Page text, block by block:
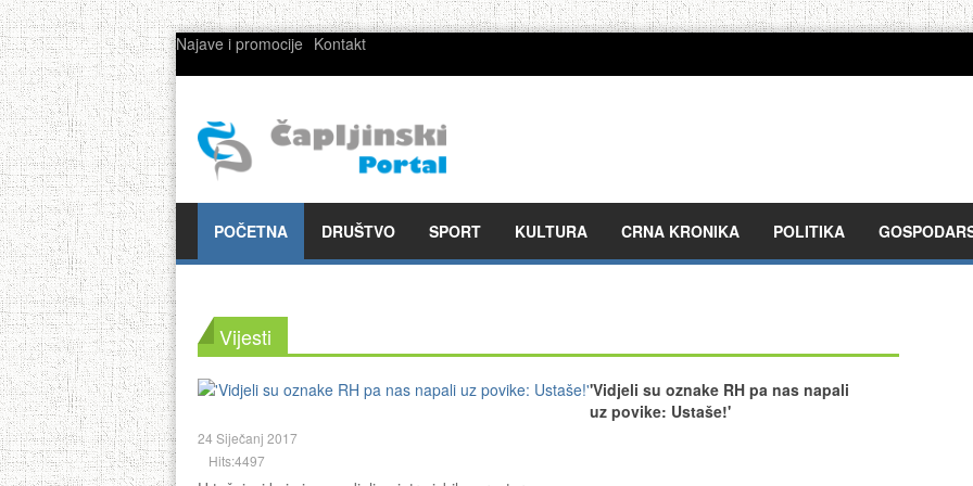
Najave i promocije Kontakt
POČETNA DRUŠTVO SPORT KULTURA CRNA KRONIKA POLITIKA
Vijesti
'Vidjeli su oznake RH pa nas napali
uz povike: Ustaše!'
24 Siječanj 2017
Hits:4497